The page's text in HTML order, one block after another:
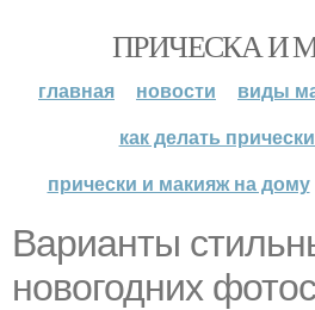
ПРИЧЕСКА И
главная новости
виды
как делать
прически и макияж на дому
Варианты
новогодних